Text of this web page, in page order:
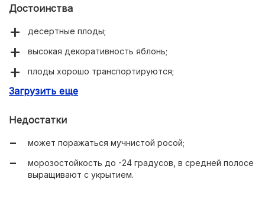
Достоинства
десертные плоды;
высокая декоративность яблонь;
плоды хорошо транспортируются;
хранятся они до января;
периодичности.
Загрузить еще
Недостатки
может поражаться мучнистой росой;
морозостойкость до -24 градусов, в средней полосе
выращивают с укрытием.